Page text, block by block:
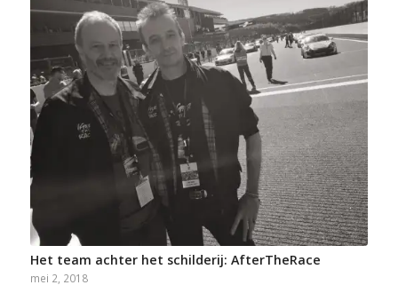
Het team achter het schilderij: AfterTheRace
mei 2, 2018